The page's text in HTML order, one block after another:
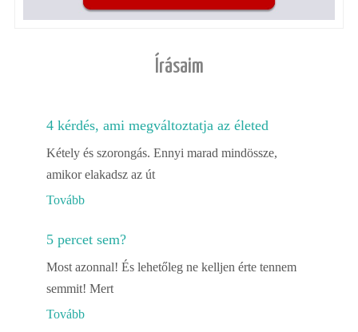
Írásaim
4 kérdés, ami megváltoztatja az életed
Kétely és szorongás. Ennyi marad mindössze,
amikor elakadsz az út
Tovább
5 percet sem?
Most azonnal! És lehetőleg ne kelljen érte tennem
semmit! Mert
Tovább